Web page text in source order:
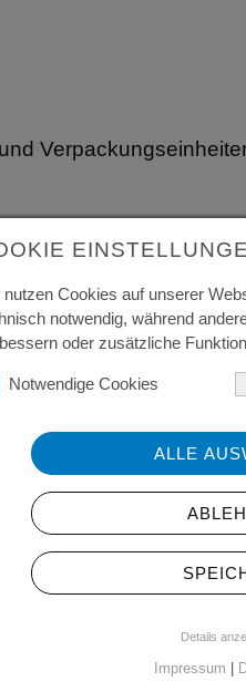
System)
und einstretchen
mit erhöhten
nutzen Cookies auf unserer
notwendig, während
oder zusätzliche
Notwendige Cookies
ALLE
Details
Impressum